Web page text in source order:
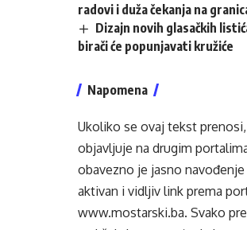
radovi i duža čekanja na
Dizajn novih glasačkih
birači će popunjavati kružiće
Napomena
Ukoliko se ovaj tekst
objavljuje na drugim
obavezno je jasno navođenje
aktivan i vidljiv link prema
www.mostarski.ba. Svako